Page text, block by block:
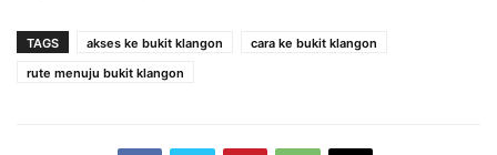
TAGS akses ke bukit klangon
cara ke bukit klangon
rute menuju bukit klangon